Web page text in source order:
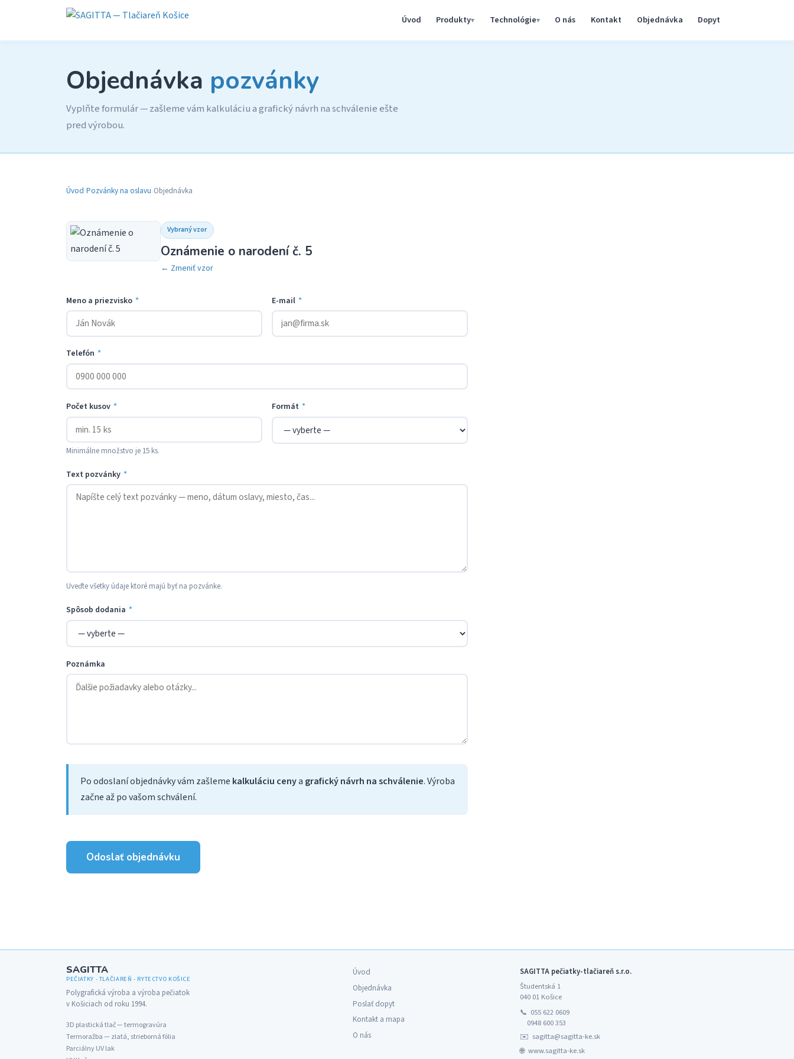
Úvod Produkty Technológie O nás Kontakt Objednávka Dopyt
Objednávka pozvánky
Vyplňte formulár — zašleme vám kalkuláciu a grafický návrh na schválenie ešte
pred výrobou.
Úvod›Pozvánky na oslavu›Objednávka
Vybraný vzor
Oznámenie o narodení č. 5
← Zmeniť vzor
Meno a priezvisko * E-mail *
Telefón *
Počet kusov *
Minimálne množstvo je 15 ks.
Formát *
Text pozvánky *
Uveďte všetky údaje ktoré majú byť na pozvánke.
Spôsob dodania *
Poznámka
Po odoslaní objednávky vám zašleme kalkuláciu cenya grafický návrh na schválenie. Výroba
začne až po vašom schválení.
Odoslať objednávku
SAGITTA
PEČIATKY - TLAČIAREŇ - RYTECTVO KOŠICE
Polygrafická výroba a výroba pečiatok
v Košiciach od roku 1994.
3D plastická tlač — termogravúra
Termoražba — zlatá, strieborná fólia
Parciálny UV lak
Úvod
Objednávka
Poslať dopyt
Kontakt a mapa
O nás
SAGITTA pečiatky-tlačiareň s.r.o.
Študentská 1
040 01 Košice
📞 055 622 0609
0948 600 353
✉️ sagitta@sagitta-ke.sk
🌐 www.sagitta-ke.sk